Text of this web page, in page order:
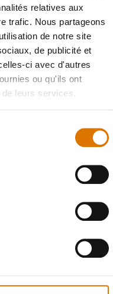
relatives aux
trafic. Nous partageons
de notre site
de publicité et
ci avec d'autres
ou qu'ils ont
leurs services.
à un montant de 100 €
Délai de livraison 5 - 10
: 10
notre communauté de
de 10 % de réduction sur
heures à arriver dans